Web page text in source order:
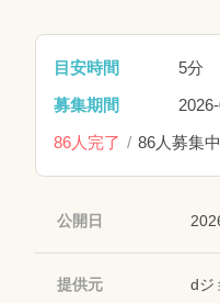
目安時間
5分
募集期間
86人完了
86人募集中
公開日
提供元 dジ